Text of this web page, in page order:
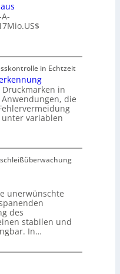
in Echtzeit
in
die
variablen
unerwünschte
des
stabilen und
In…